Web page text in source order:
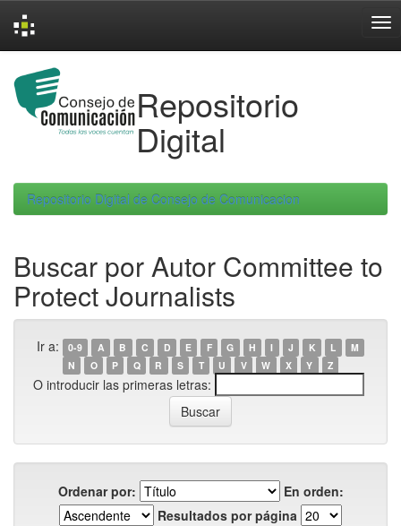
navigation
Repositorio
Digital
Repositorio Digital de Consejo de Comunicacion
Buscar por Autor Committee to
Protect Journalists
Ir a: 0-9 A B C D E F G H I J K L
M
N
O P Q R S T U V W X Y Z
O introducir las primeras letras:
Ordenar por:
En orden:
Resultados por página